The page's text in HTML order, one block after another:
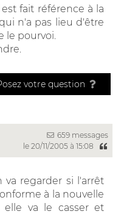
fait référence à la
n'a pas lieu d'être
le pourvoi.
votre question
659 messages
le 20/11/2005 à 15:08
va regarder si l'arrêt
à la nouvelle
elle va le casser et